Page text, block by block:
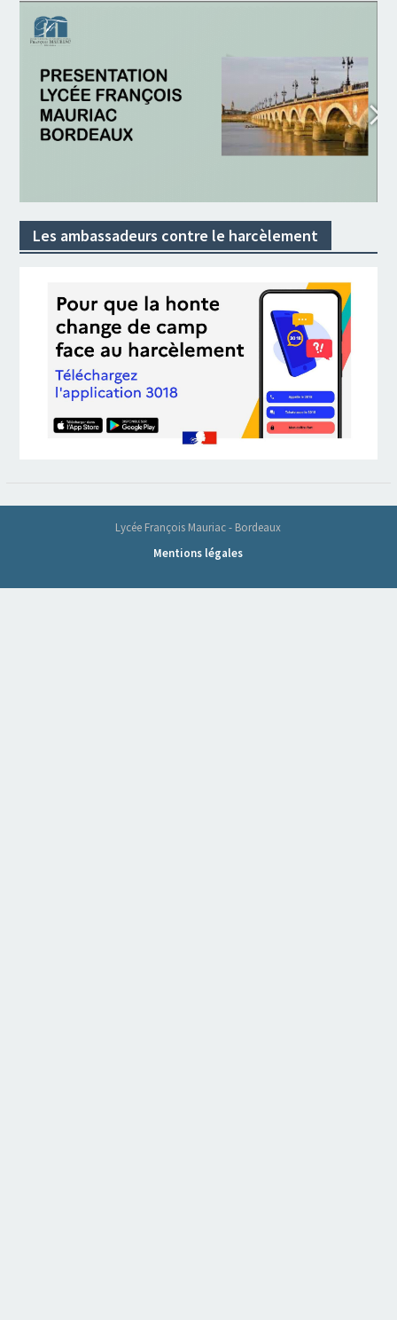
Les ambassadeurs contre le harcèlement
Lycée François Mauriac - Bordeaux
Mentions légales